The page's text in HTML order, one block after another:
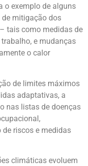
o exemplo de alguns
mitigação dos
tais como medidas de
e mudanças
o calor
de limites máximos
adaptativas, a
nas listas de doenças
riscos e medidas
climáticas evoluem